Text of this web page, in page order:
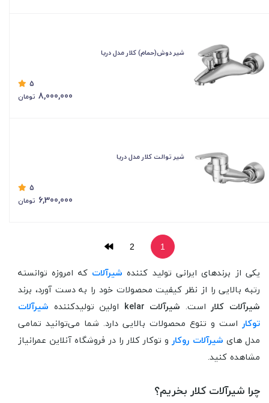
شیر دوش(حمام) کلار مدل دریا
5
8,000,000 تومان
شیر توالت کلار مدل دریا
5
6,300,000 تومان
1
2
یکی از برندهای ایرانی تولید کننده شیرآلات که امروزه توانسته
رتبه بالایی را از نظر کیفیت محصولات خود را به دست آورد، برند
شیرآلات کلاراست. شیرآلات kelar اولین تولیدکننده شیرآلات
توکار است و تنوع محصولات بالایی دارد. شما می‌توانید تمامی
مدل های شیرآلات روکارو توکار کلار را در فروشگاه آنلاین عمرانیاز
مشاهده کنید.
چرا شیرآلات کلار بخریم؟